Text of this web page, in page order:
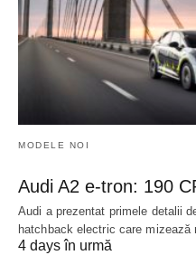
MODELE NOI
Audi A2 e-tron: 190
Audi a prezentat primele detalii
hatchback electric care mizează
4 days în urmă